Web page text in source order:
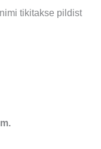
tikitakse pildist